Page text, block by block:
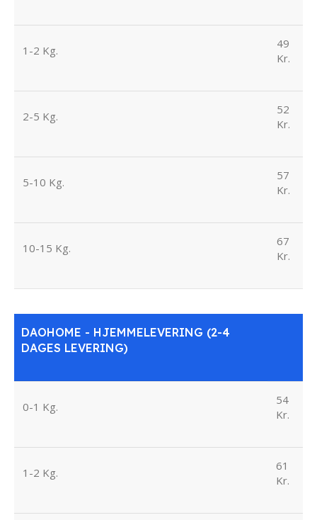
1-2 Kg.
49
Kr.
2-5 Kg.
52
Kr.
5-10 Kg.
57
Kr.
10-15 Kg.
67
Kr.
DAOHOME - HJEMMELEVERING (2-4
DAGES LEVERING)
0-1 Kg.
54
Kr.
1-2 Kg.
61
Kr.